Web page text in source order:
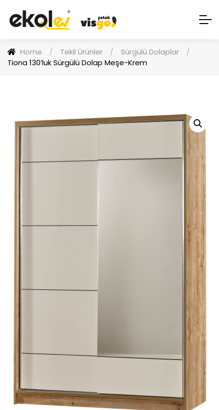
Home / Tekil Ürünler / Sürgülü Dolaplar
/
Tiona 130’luk Sürgülü Dolap Meşe-Krem